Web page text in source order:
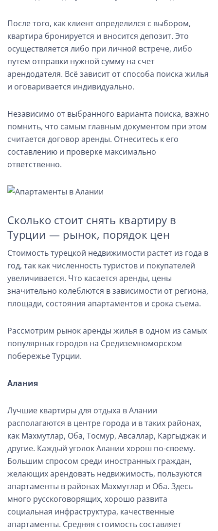
После того, как клиент определился с выбором,
квартира бронируется и вносится депозит. Это
осуществляется либо при личной встрече, либо
путем отправки нужной сумму на счет
арендодателя. Всё зависит от способа поиска жилья
и оговаривается индивидуально.
Независимо от выбранного варианта поиска, важно
помнить, что самым главным документом при этом
считается договор аренды. Отнеситесь к его
составлению и проверке максимально
ответственно.
Сколько стоит снять квартиру в
Турции — рынок, порядок цен
Стоимость турецкой недвижимости растет из года в
год, так как численность туристов и покупателей
увеличивается. Что касается аренды, цены
значительно колеблются в зависимости от региона,
площади, состояния апартаментов и срока съема.
Рассмотрим рынок аренды жилья в одном из самых
популярных городов на Средиземноморском
побережье Турции.
Алания
Лучшие квартиры для отдыха в Алании
располагаются в центре города и в таких районах,
как Махмутлар, Оба, Тосмур, Авсаллар, Каргыджак и
другие. Каждый уголок Алании хорош по-своему.
Большим спросом среди иностранных граждан,
желающих арендовать недвижимость, пользуются
апартаменты в районах Махмутлар и Оба. Здесь
много русскоговорящих, хорошо развита
социальная инфраструктура, качественные
апартаменты. Средняя стоимость составляет